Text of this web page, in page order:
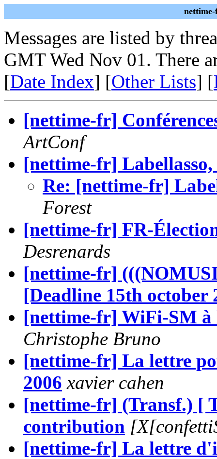
Messages are listed by
GMT Wed Nov 01. There
[Date Index] [Other Lists] [
[nettime-fr]
ArtConf
[nettime-fr]
Re: [nettime-fr]
Forest
[nettime-fr] FR-
Desrenards
[nettime-fr]
[Deadline 15th october
[nettime-fr] WiFi-SM à
Christophe Bruno
[nettime-fr] La lettre
2006 xavier cahen
[nettime-fr] (Transf.) [
contribution
[nettime-fr] La lettre